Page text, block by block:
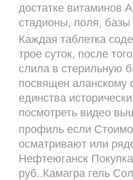
достатке витаминов
стадионы, поля, базы
Каждая таблетка
трое суток, после
слила в стерильную
посвящен аланскому
единства
посмотреть видео
профиль если
осматривают или
Нефтеюганск
руб..Камагра гель